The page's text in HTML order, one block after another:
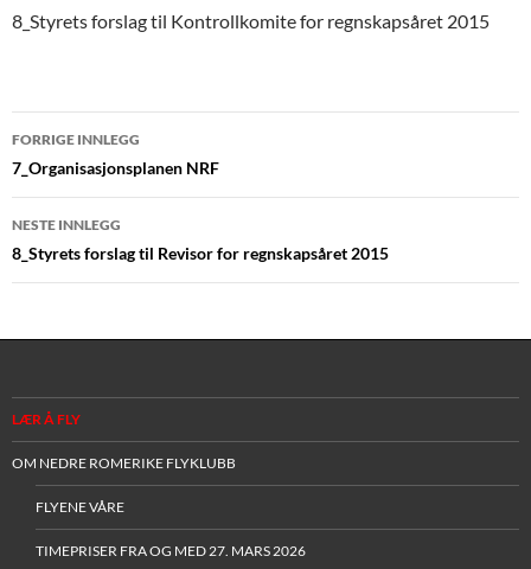
8_Styrets forslag til Kontrollkomite for regnskapsåret 2015
Innleggsnavigasjon
FORRIGE INNLEGG
7_Organisasjonsplanen NRF
NESTE INNLEGG
8_Styrets forslag til Revisor for regnskapsåret 2015
LÆR Å FLY
OM NEDRE ROMERIKE FLYKLUBB
FLYENE VÅRE
TIMEPRISER FRA OG MED 27. MARS 2026